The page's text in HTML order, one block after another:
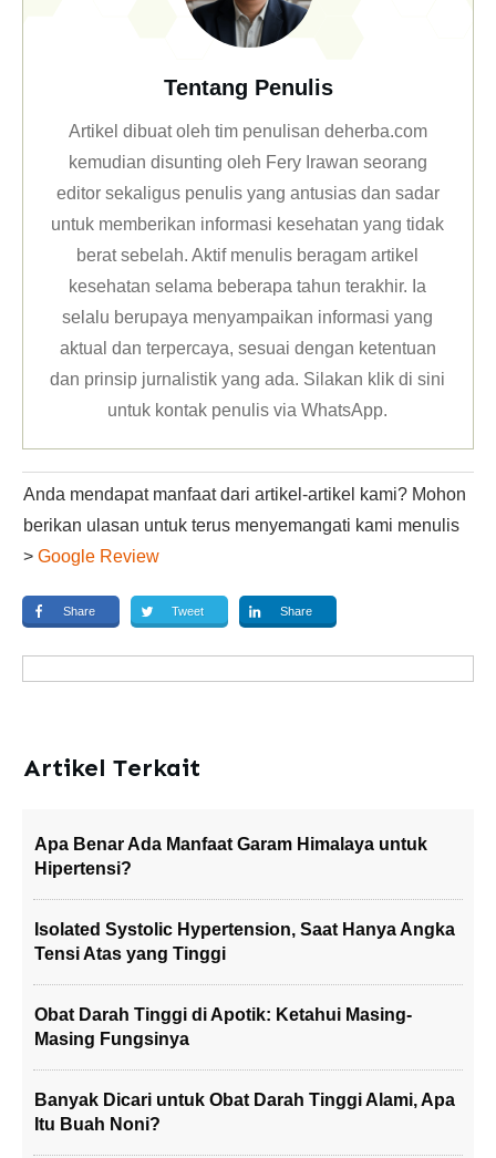
Tentang Penulis
Artikel dibuat oleh tim penulisan deherba.com
kemudian disunting oleh Fery Irawan seorang
editor sekaligus penulis yang antusias dan sadar
untuk memberikan informasi kesehatan yang tidak
berat sebelah. Aktif menulis beragam artikel
kesehatan selama beberapa tahun terakhir. Ia
selalu berupaya menyampaikan informasi yang
aktual dan terpercaya, sesuai dengan ketentuan
dan prinsip jurnalistik yang ada. Silakan klikdi sini
untuk kontak penulis via WhatsApp.
Anda mendapat manfaat dari artikel-artikel kami? Mohon
berikan ulasan untuk terus menyemangati kami menulis
> Google Review
Share Tweet Share
Artikel Terkait
Apa Benar Ada Manfaat Garam Himalaya untuk
Hipertensi?
Isolated Systolic Hypertension, Saat Hanya Angka
Tensi Atas yang Tinggi
Obat Darah Tinggi di Apotik: Ketahui Masing-
Masing Fungsinya
Banyak Dicari untuk Obat Darah Tinggi Alami, Apa
Itu Buah Noni?